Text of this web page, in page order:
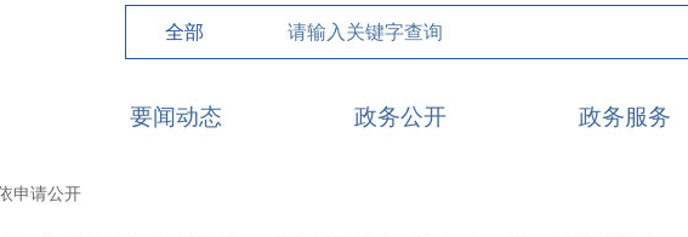
要闻动态 政务公开 政务服务
申请公开